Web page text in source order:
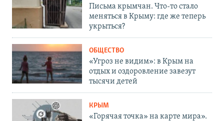
Письма крымчан. Что-то стало
меняться в Крыму: где же теперь
укрыться?
ОБЩЕСТВО
«Угроз не видим»: в Крым на
отдых и оздоровление завезут
тысячи детей
КРЫМ
«Горячая точка» на карте мира».